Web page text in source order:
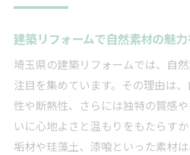
建築リフォームで家族の
の工夫
埼玉県の暮らしに調和するリ
建築リフォームで埼玉県
いづくり
暮らしに寄り添う建築リ
ア集
建築リフォームで自然素材の魅
埼玉県の建築リフォームでは、自
注目を集めています。その理由は
性や断熱性、さらには独特の質感
いに心地よさと温もりをもたらす
垢材や珪藻土、漆喰といった素材